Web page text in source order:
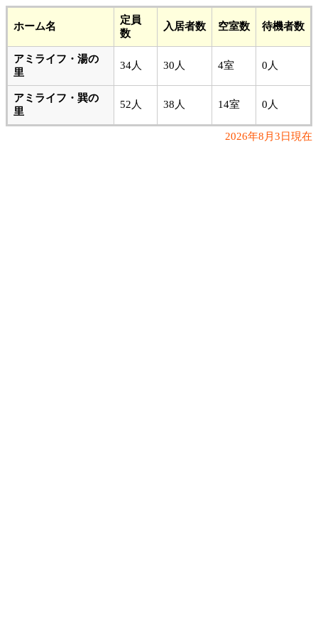
ホーム名
定員
数
入居者数 空室数 待機者数
アミライフ・湯の
里
34人 30人 4室 0人
アミライフ・巽の
里
52人 38人 14室 0人
2026年8月3日現在